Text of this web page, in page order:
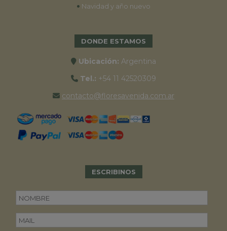
• Navidad y año nuevo
DONDE ESTAMOS
Ubicación: Argentina
Tel.: +54 11 42520309
contacto@floresavenida.com.ar
ESCRIBINOS